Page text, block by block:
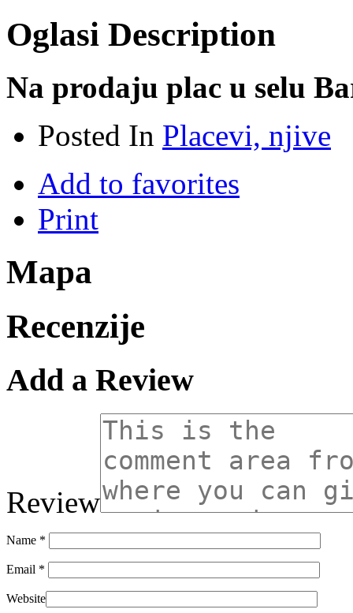
Oglasi Description
Na prodaju plac u selu
Posted In Placevi, njive
Add to favorites
Print
Mapa
Recenzije
Add a Review
Review
Name *
Email *
Website